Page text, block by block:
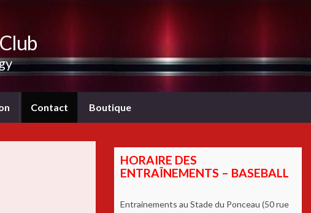
Contact Boutique
HORAIRE DES
ENTRAÎNEMENTS – BASEBALL
Entrainements au Stade du Ponceau (50 rue